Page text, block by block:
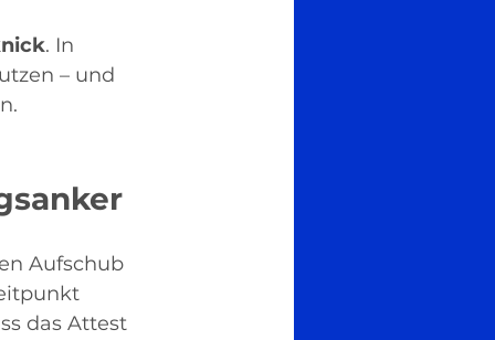
. In
– und
Aufschub
das Attest